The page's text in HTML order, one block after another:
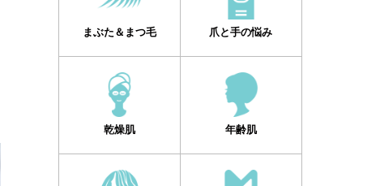
まぶた＆まつ毛 爪と手の悩み
乾燥肌 年齢肌